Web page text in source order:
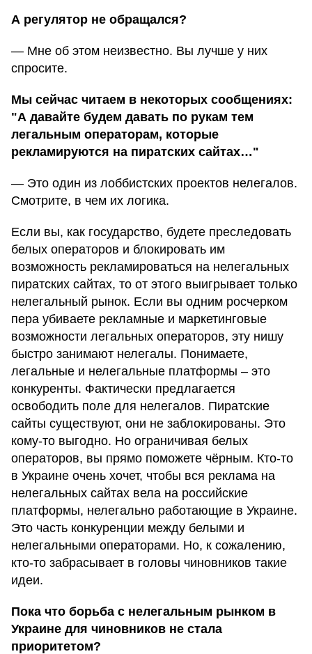
А регулятор не обращался?
— Мне об этом неизвестно. Вы лучше у них
спросите.
Мы сейчас читаем в некоторых сообщениях:
"А давайте будем давать по рукам тем
легальным операторам, которые
рекламируются на пиратских сайтах…"
— Это один из лоббистских проектов нелегалов.
Смотрите, в чем их логика.
Если вы, как государство, будете преследовать
белых операторов и блокировать им
возможность рекламироваться на нелегальных
пиратских сайтах, то от этого выигрывает только
нелегальный рынок. Если вы одним росчерком
пера убиваете рекламные и маркетинговые
возможности легальных операторов, эту нишу
быстро занимают нелегалы. Понимаете,
легальные и нелегальные платформы – это
конкуренты. Фактически предлагается
освободить поле для нелегалов. Пиратские
сайты существуют, они не заблокированы. Это
кому-то выгодно. Но ограничивая белых
операторов, вы прямо поможете чёрным. Кто-то
в Украине очень хочет, чтобы вся реклама на
нелегальных сайтах вела на российские
платформы, нелегально работающие в Украине.
Это часть конкуренции между белыми и
нелегальными операторами. Но, к сожалению,
кто-то забрасывает в головы чиновников такие
идеи.
Пока что борьба с нелегальным рынком в
Украине для чиновников не стала
приоритетом?